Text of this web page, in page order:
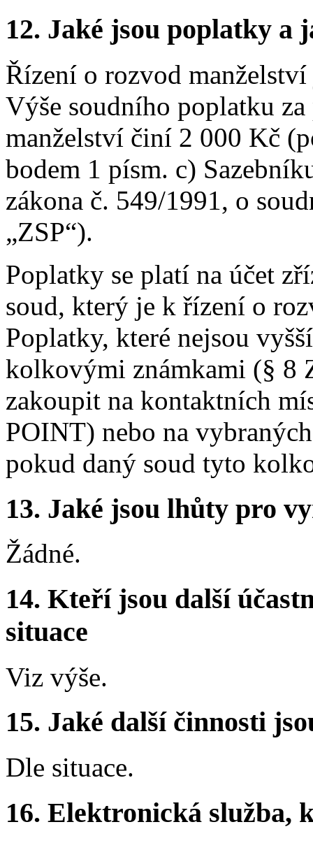
12. Jaké jsou poplatky a
Řízení o rozvod
Výše soudního poplatku
manželství činí 2 000 Kč
bodem 1 písm. c)
zákona č. 549/1991, o
„ZSP“).
Poplatky se platí na účet
soud, který je k řízení o
Poplatky, které nejsou
kolkovými známkami (§ 8
zakoupit na kontaktních
POINT) nebo na
pokud daný soud tyto
13. Jaké jsou lhůty pro
Žádné.
14. Kteří jsou další
situace
Viz výše.
15. Jaké další činnosti
Dle situace.
16. Elektronická služba,